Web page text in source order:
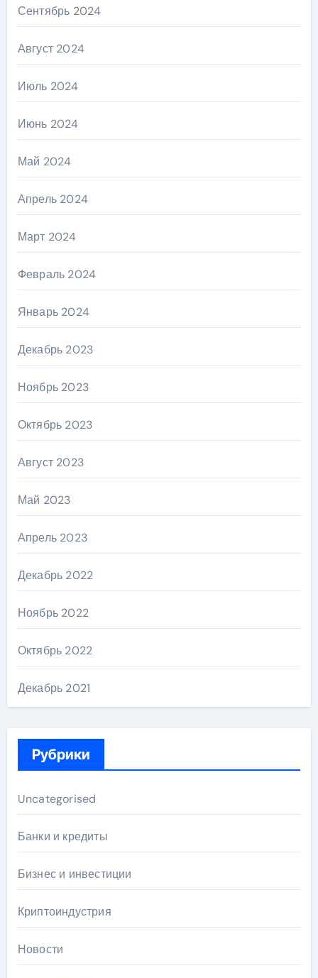
Сентябрь 2024
Август 2024
Июль 2024
Июнь 2024
Май 2024
Апрель 2024
Март 2024
Февраль 2024
Январь 2024
Декабрь 2023
Ноябрь 2023
Октябрь 2023
Август 2023
Май 2023
Апрель 2023
Декабрь 2022
Ноябрь 2022
Октябрь 2022
Декабрь 2021
Рубрики
Uncategorised
Банки и кредиты
Бизнес и инвестиции
Криптоиндустрия
Новости